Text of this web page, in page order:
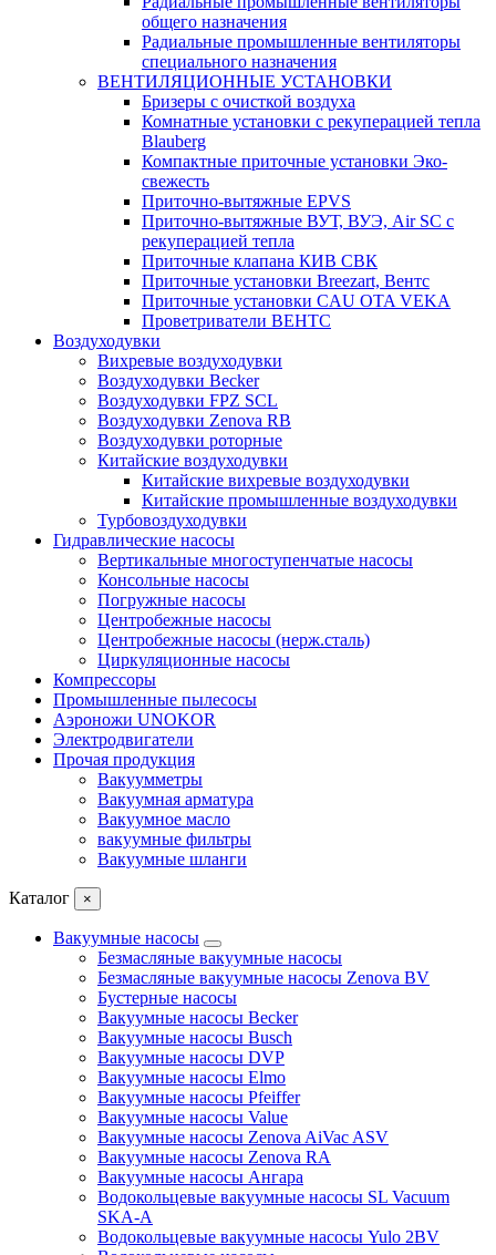
общего назначения
Радиальные промышленные вентиляторы
специального назначения
ВЕНТИЛЯЦИОННЫЕ УСТАНОВКИ
Бризеры с очисткой воздуха
Комнатные установки с рекуперацией тепла
Blauberg
Компактные приточные установки Эко-
свежесть
Приточно-вытяжные EPVS
Приточно-вытяжные ВУТ, ВУЭ, Air SC с
рекуперацией тепла
Приточные клапана КИВ СВК
Приточные установки Breezart, Вентс
Приточные установки CAU OTA VEKA
Проветриватели ВЕНТС
Воздуходувки
Вихревые воздуходувки
Воздуходувки Becker
Воздуходувки FPZ SCL
Воздуходувки Zenova RB
Воздуходувки роторные
Китайские воздуходувки
Китайские вихревые воздуходувки
Китайские промышленные воздуходувки
Турбовоздуходувки
Гидравлические насосы
Вертикальные многоступенчатые насосы
Консольные насосы
Погружные насосы
Центробежные насосы
Центробежные насосы (нерж.сталь)
Циркуляционные насосы
Компрессоры
Промышленные пылесосы
Аэроножи UNOKOR
Электродвигатели
Прочая продукция
Вакуумметры
Вакуумная арматура
Вакуумное масло
вакуумные фильтры
Вакуумные шланги
Каталог ×
Вакуумные насосы
Безмасляные вакуумные насосы
Безмасляные вакуумные насосы Zenova BV
Бустерные насосы
Вакуумные насосы Becker
Вакуумные насосы Busch
Вакуумные насосы DVP
Вакуумные насосы Elmo
Вакуумные насосы Pfeiffer
Вакуумные насосы Value
Вакуумные насосы Zenova AiVac ASV
Вакуумные насосы Zenova RA
Вакуумные насосы Ангара
Водокольцевые вакуумные насосы SL Vacuum
SKA-A
Водокольцевые вакуумные насосы Yulo 2BV